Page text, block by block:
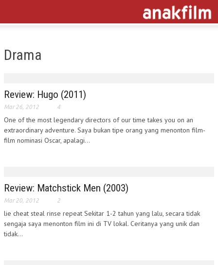
Drama
Review: Hugo (2011)
Mar 26, 2012 4
One of the most legendary directors of our time takes you on an
extraordinary adventure. Saya bukan tipe orang yang menonton film-
film nominasi Oscar, apalagi...
Review: Matchstick Men (2003)
Mar 20, 2012 2
lie cheat steal rinse repeat Sekitar 1-2 tahun yang lalu, secara tidak
sengaja saya menonton film ini di TV lokal. Ceritanya yang unik dan
tidak...